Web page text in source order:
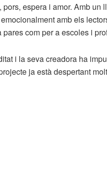
espera i amor. Amb un
amb els
com per a escoles i
i la seva creadora ha
ja està despertant